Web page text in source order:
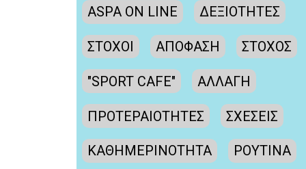
ASPA ON LINE ΔΕΞΙΟΤΗΤΕΣ
ΣΤΟΧΟΙ ΑΠΟΦΑΣΗ ΣΤΟΧΟΣ
"SPORT CAFE" ΑΛΛΑΓΗ
ΠΡΟΤΕΡΑΙΟΤΗΤΕΣ ΣΧΕΣΕΙΣ
ΚΑΘΗΜΕΡΙΝΟΤΗΤΑ ΡΟΥΤΙΝΑ